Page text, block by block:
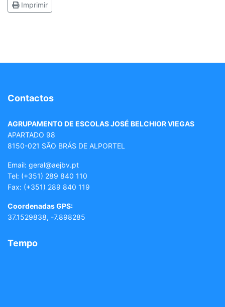
Imprimir
Contactos
AGRUPAMENTO DE ESCOLAS JOSÉ BELCHIOR VIEGAS
APARTADO 98
8150-021 SÃO BRÁS DE ALPORTEL
Email: geral@aejbv.pt
Tel: (+351) 289 840 110
Fax: (+351) 289 840 119
Coordenadas GPS:
37.1529838, -7.898285
Tempo